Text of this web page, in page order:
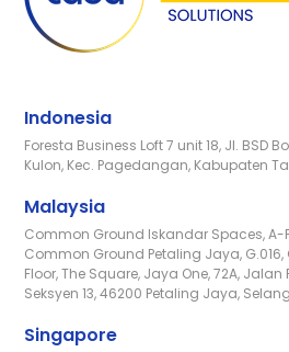
Indonesia
Foresta Business Loft 7 unit 18, Jl. BSD
Kulon, Kec. Pagedangan, Kabupaten
Malaysia
Common Ground Iskandar Spaces, A-
Common Ground Petaling Jaya, G.016,
Floor, The Square, Jaya One, 72A, Jalan
Seksyen 13, 46200 Petaling Jaya,
Singapore